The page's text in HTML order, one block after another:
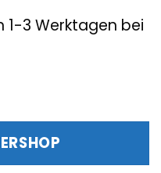
€.
1-3 Werktagen bei